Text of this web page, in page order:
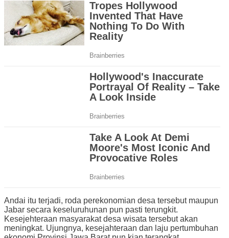
Andai itu terjadi, roda perekonomian desa tersebut maupun
Jabar secara keseluruhunan pun pasti terungkit.
Kesejehteraan masyarakat desa wisata tersebut akan
meningkat. Ujungnya, kesejahteraan dan laju pertumbuhan